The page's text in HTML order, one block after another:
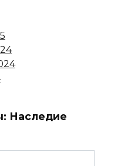
Наследие